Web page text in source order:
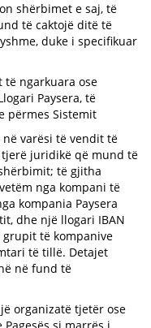
shërbimet e saj, të
të caktojë ditë të
duke i specifikuar
ngarkuara ose
Paysera, të
përmes Sistemit
varësi të vendit të
juridikë që mund të
të gjitha
nga kompani të
kompania Paysera
dhe një llogari IBAN
të kompanive
të tillë. Detajet
në fund të
organizatë tjetër ose